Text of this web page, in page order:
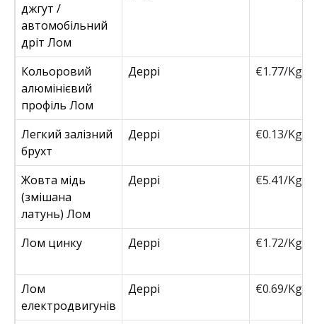
джгут /
автомобільний
дріт Лом
Кольоровий
алюмінієвий
профіль Лом
Деррі €1.77/Kg
Легкий залізний
брухт
Деррі €0.13/Kg
Жовта мідь
(змішана
латунь) Лом
Деррі €5.41/Kg
Лом цинку Деррі €1.72/Kg
Лом
електродвигунів
Деррі €0.69/Kg